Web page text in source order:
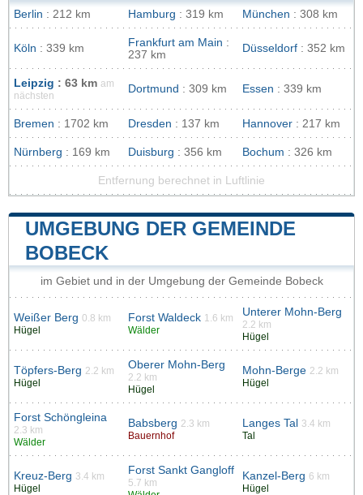
Berlin : 212 km Hamburg : 319 km München : 308 km
Köln : 339 km Frankfurt am Main :
237 km
Düsseldorf : 352 km
Leipzig : 63 km am
nächsten
Dortmund : 309 km Essen : 339 km
Bremen : 1702 km Dresden : 137 km Hannover : 217 km
Nürnberg : 169 km Duisburg : 356 km Bochum : 326 km
Entfernung berechnet in Luftlinie
UMGEBUNG DER GEMEINDE
BOBECK
im Gebiet und in der Umgebung der Gemeinde Bobeck
Weißer Berg 0.8 km
Hügel
Forst Waldeck 1.6 km
Wälder
Unterer Mohn-Berg
2.2 km
Hügel
Töpfers-Berg 2.2 km
Hügel
Oberer Mohn-Berg
2.2 km
Hügel
Mohn-Berge 2.2 km
Hügel
Forst Schöngleina
2.3 km
Wälder
Babsberg 2.3 km
Bauernhof
Langes Tal
3.4 km
Tal
Kreuz-Berg 3.4 km
Hügel
Forst Sankt Gangloff
5.7 km
Kanzel-Berg 6 km
Hügel